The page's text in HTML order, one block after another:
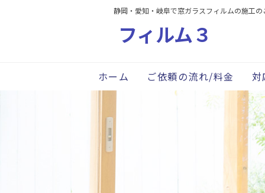
静岡・愛知・岐阜で窓ガラスフィルムの施工の
フィルム３
ホーム ご依頼の流れ/料金 対